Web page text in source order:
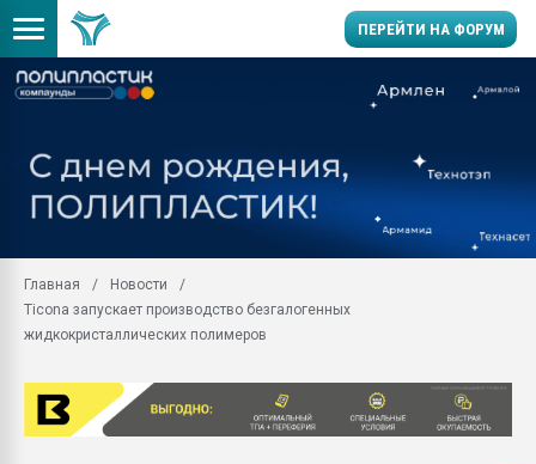
ПЕРЕЙТИ НА ФОРУМ
Вакуум-формовочные
28.07.2026
Всё, что касается
бутылок
Главная
Новости
Ticona запускает производство безгалогенных
жидкокристаллических полимеров